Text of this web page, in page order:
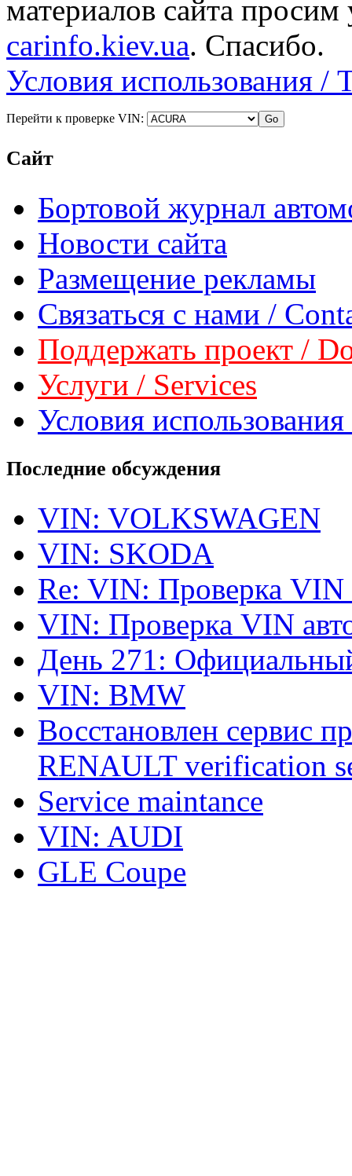
материалов сайта просим
carinfo.kiev.ua. Спасибо.
Условия использования /
Перейти к проверке VIN:
Сайт
Бортовой журнал
Новости сайта
Размещение рекламы
Связаться с нами /
Поддержать проект /
Услуги / Services
Условия
Последние обсуждения
VIN: VOLKSWAGEN
VIN: SKODA
Re: VIN: Проверка VIN
VIN: Проверка VIN
День 271:
VIN: BMW
Восстановлен сервис
RENAULT verification
Service maintance
VIN: AUDI
GLE Coupe